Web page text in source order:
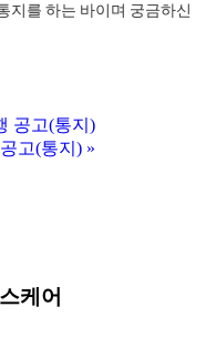
지를 하는 바이며 궁금하신
공고(통지)
고(통지) »
케어